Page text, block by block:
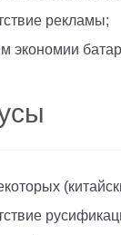
рекламы;
экономии